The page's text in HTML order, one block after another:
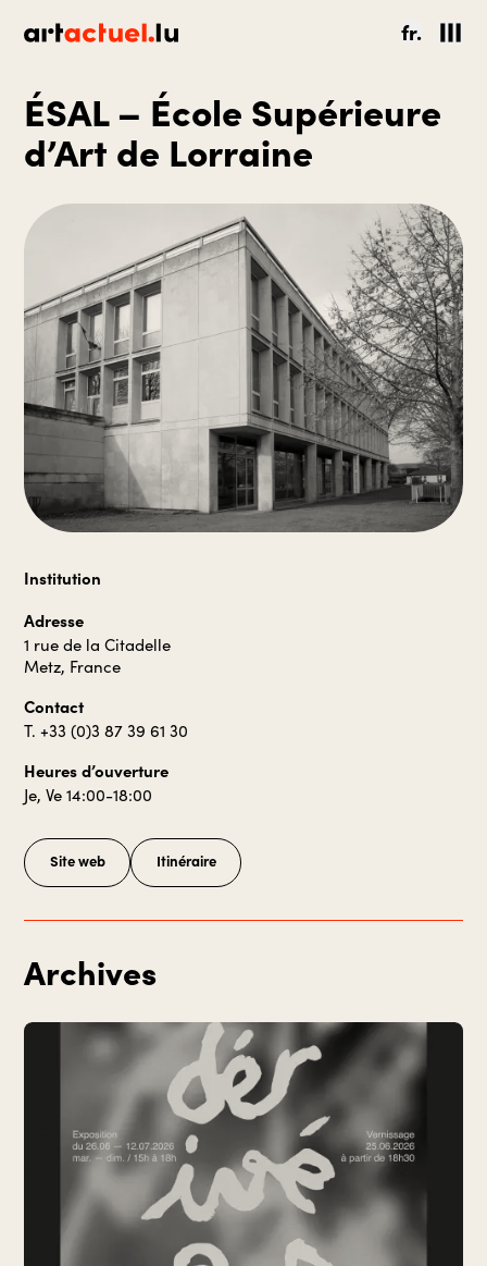
fr.
ÉSAL – École Supérieure
d’Art de Lorraine
Institution
Adresse
1 rue de la Citadelle
Metz, France
Contact
T. +33 (0)3 87 39 61 30
Heures d’ouverture
Je, Ve 14:00-18:00
Site web Itinéraire
Archives